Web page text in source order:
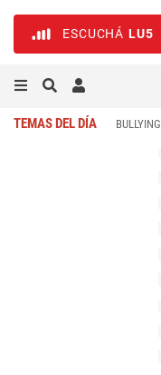
ESCUCHÁ LU5
TEMAS DEL DÍA BULLYING